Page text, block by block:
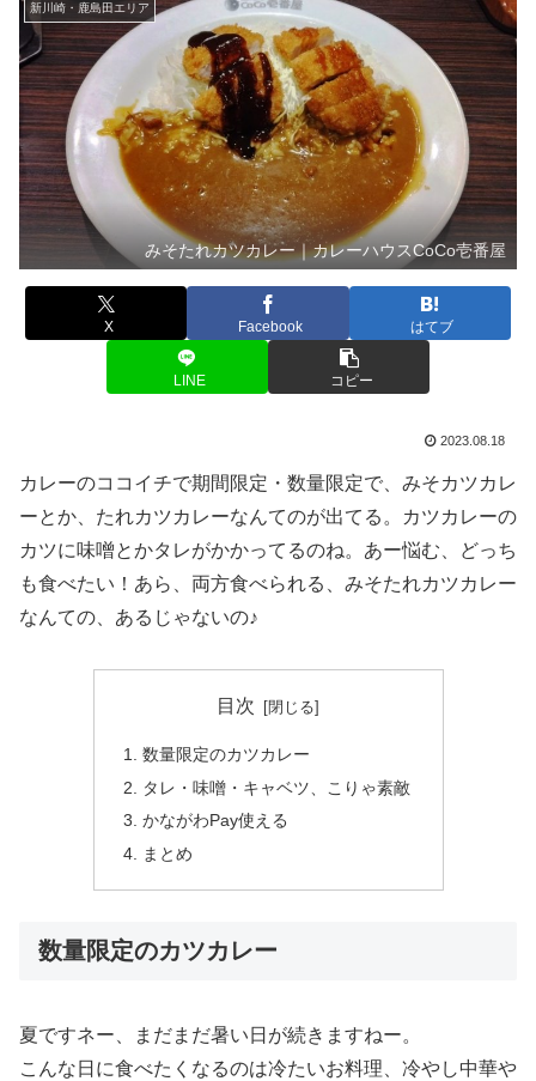
新川崎・鹿島田エリア
みそたれカツカレー｜カレーハウスCoCo壱番屋
X Facebook はてブ
LINE コピー
2023.08.18
カレーのココイチで期間限定・数量限定で、みそカツカレ
ーとか、たれカツカレーなんてのが出てる。カツカレーの
カツに味噌とかタレがかかってるのね。あー悩む、どっち
も食べたい！あら、両方食べられる、みそたれカツカレー
なんての、あるじゃないの♪
目次
数量限定のカツカレー
タレ・味噌・キャベツ、こりゃ素敵
かながわPay使える
まとめ
数量限定のカツカレー
夏ですネー、まだまだ暑い日が続きますねー。
こんな日に食べたくなるのは冷たいお料理、冷やし中華や